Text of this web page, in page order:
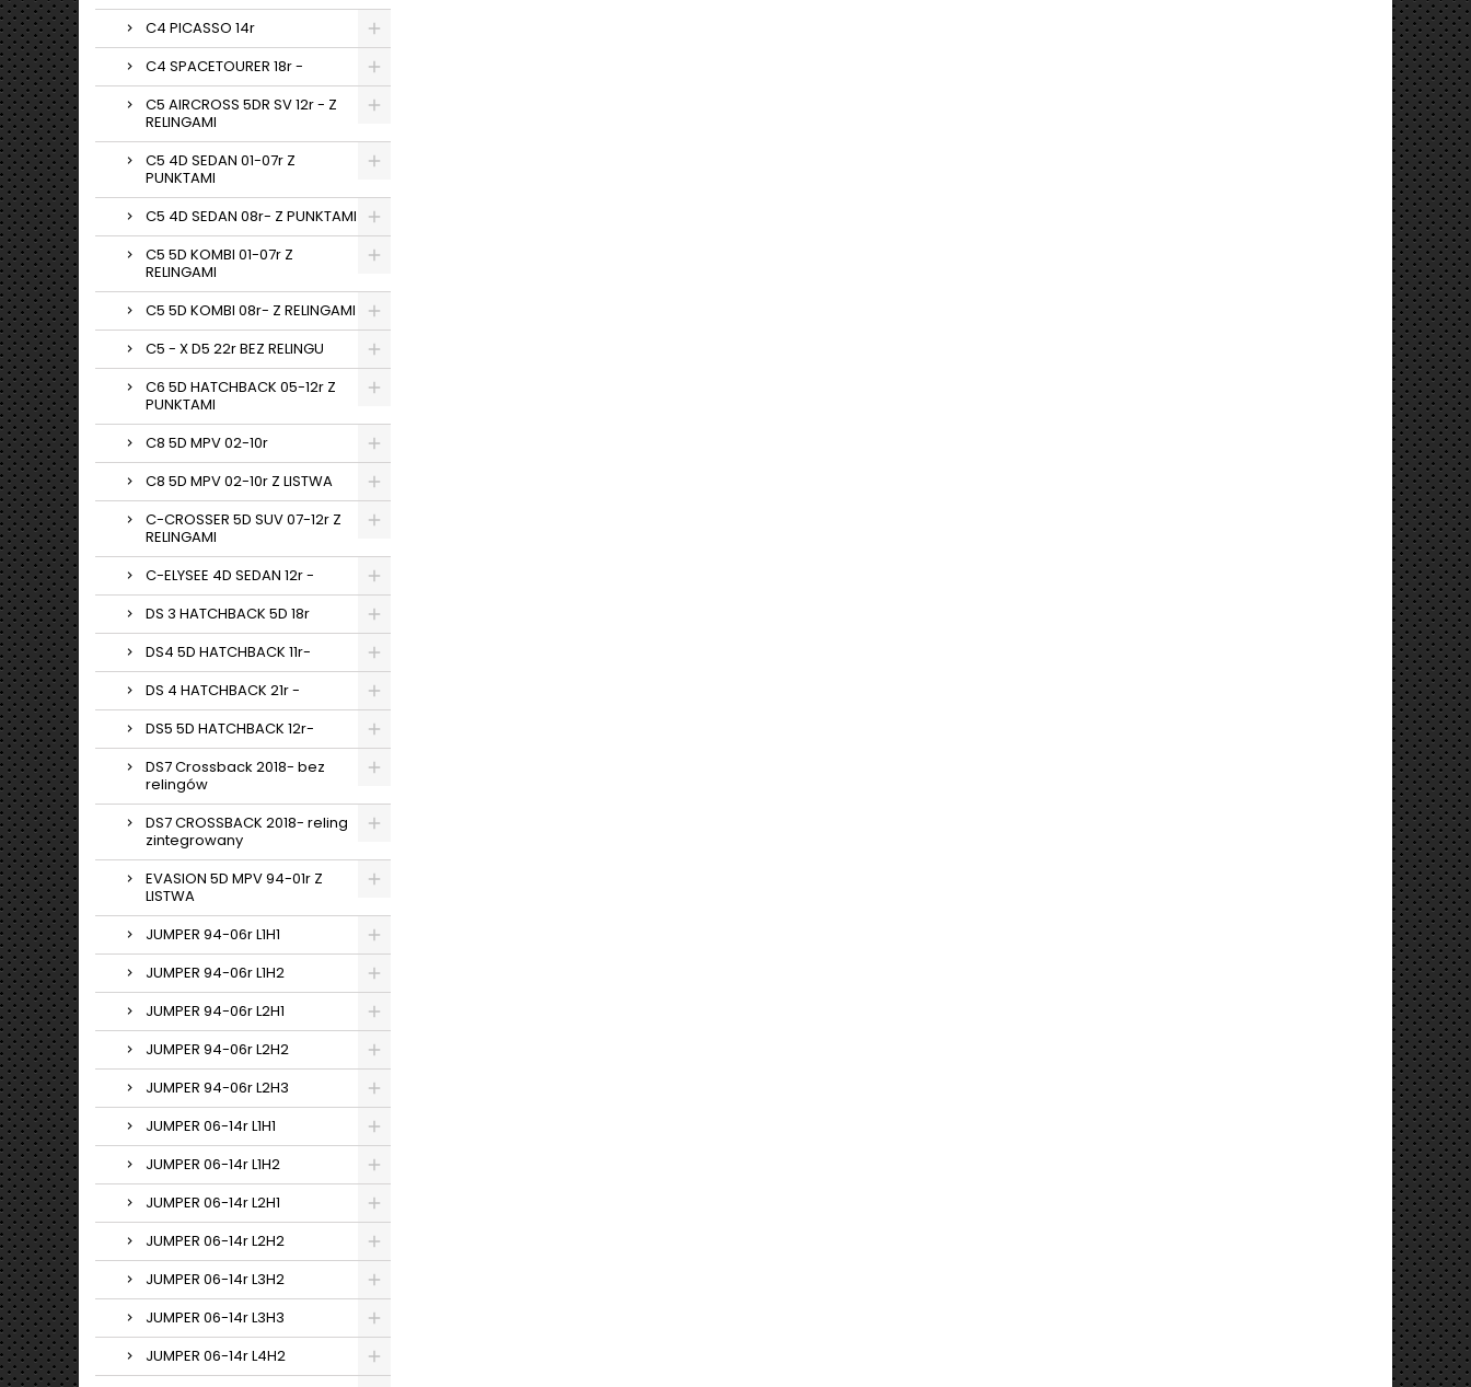
C4 PICASSO 14r
C4 SPACETOURER 18r -
C5 AIRCROSS 5DR SV 12r - Z
RELINGAMI
C5 4D SEDAN 01-07r Z
PUNKTAMI
C5 4D SEDAN 08r- Z PUNKTAMI
C5 5D KOMBI 01-07r Z
RELINGAMI
C5 5D KOMBI 08r- Z RELINGAMI
C5 - X D5 22r BEZ RELINGU
C6 5D HATCHBACK 05-12r Z
PUNKTAMI
C8 5D MPV 02-10r
C8 5D MPV 02-10r Z LISTWA
C-CROSSER 5D SUV 07-12r Z
RELINGAMI
C-ELYSEE 4D SEDAN 12r -
DS 3 HATCHBACK 5D 18r
DS4 5D HATCHBACK 11r-
DS 4 HATCHBACK 21r -
DS5 5D HATCHBACK 12r-
DS7 Crossback 2018- bez
relingów
DS7 CROSSBACK 2018- reling
zintegrowany
EVASION 5D MPV 94-01r Z
LISTWA
JUMPER 94-06r L1H1
JUMPER 94-06r L1H2
JUMPER 94-06r L2H1
JUMPER 94-06r L2H2
JUMPER 94-06r L2H3
JUMPER 06-14r L1H1
JUMPER 06-14r L1H2
JUMPER 06-14r L2H1
JUMPER 06-14r L2H2
JUMPER 06-14r L3H2
JUMPER 06-14r L3H3
JUMPER 06-14r L4H2